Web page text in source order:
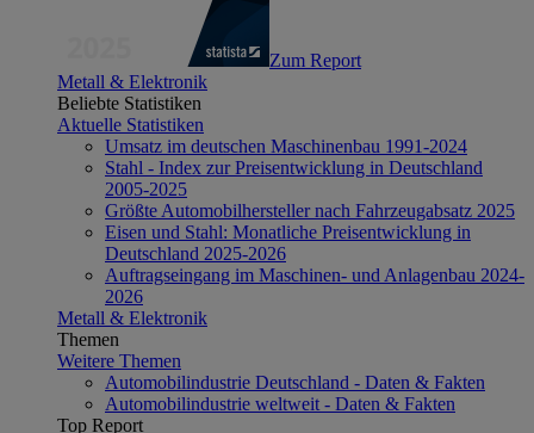
Zum Report
Metall & Elektronik
Beliebte Statistiken
Aktuelle Statistiken
Umsatz im deutschen Maschinenbau 1991-2024
Stahl - Index zur Preisentwicklung in Deutschland
2005-2025
Größte Automobilhersteller nach Fahrzeugabsatz 2025
Eisen und Stahl: Monatliche Preisentwicklung in
Deutschland 2025-2026
Auftragseingang im Maschinen- und Anlagenbau 2024-
2026
Metall & Elektronik
Themen
Weitere Themen
Automobilindustrie Deutschland - Daten & Fakten
Automobilindustrie weltweit - Daten & Fakten
Top Report